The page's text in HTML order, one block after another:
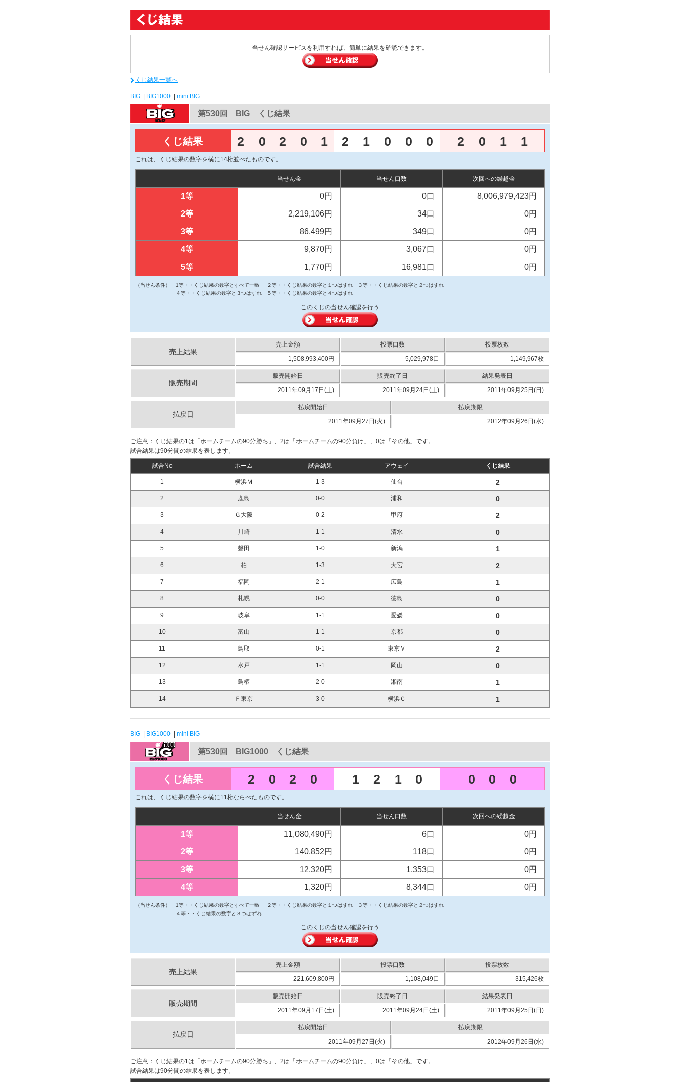
当せん確認サービスを利用すれば、簡単に結果を確認できます。
くじ結果一覧へ
BIG BIG1000 mini BIG
第530回 BIG くじ結果
くじ結果 2 0 2 0 1 2 1 0 0 0 2 0 1 1
これは、くじ結果の数字を横に14桁並べたものです。
当せん金 当せん口数 次回への繰越金
1等 0円 0口 8,006,979,423円
2等 2,219,106円 34口 0円
3等 86,499円 349口 0円
4等 9,870円 3,067口 0円
5等 1,770円 16,981口 0円
（当せん条件） 1等・・くじ結果の数字とすべて一致 ２等・・くじ結果の数字と１つはずれ
３等・・くじ結果の数字と２つはずれ
４等・・くじ結果の数字と３つはずれ
５等・・くじ結果の数字と４つはずれ
このくじの当せん確認を行う
売上結果
売上金額 投票口数
投票枚数
1,508,993,400円
5,029,978口 1,149,967枚
販売期間
販売開始日 販売終了日
結果発表日
2011年09月17日(土)
2011年09月24日(土) 2011年09月25日(日)
払戻日
払戻開始日
払戻期限
2011年09月27日(火)
2012年09月26日(水)
ご注意：くじ結果の1は「ホームチームの90分勝ち」、2は「ホームチームの90分負け」、0は「その他」です。
試合結果は90分間の結果を表します。
試合No ホーム 試合結果 アウェイ くじ結果
1 横浜Ｍ 1-3 仙台 2
2 鹿島 0-0 浦和 0
3 Ｇ大阪 0-2 甲府 2
4 川崎 1-1 清水 0
5 磐田 1-0 新潟 1
6 柏 1-3 大宮 2
7 福岡 2-1 広島 1
8 札幌 0-0 徳島 0
9 岐阜 1-1 愛媛 0
10 富山 1-1 京都 0
11 鳥取 0-1 東京Ｖ 2
12 水戸 1-1 岡山 0
13 鳥栖 2-0 湘南 1
14 Ｆ東京 3-0 横浜Ｃ 1
BIG BIG1000 mini BIG
第530回 BIG1000 くじ結果
くじ結果 2 0 2 0 1 2 1 0 0 0 0
これは、くじ結果の数字を横に11桁ならべたものです。
当せん金 当せん口数 次回への繰越金
1等 11,080,490円 6口 0円
2等 140,852円 118口 0円
3等 12,320円 1,353口 0円
4等 1,320円 8,344口 0円
（当せん条件） 1等・・くじ結果の数字とすべて一致 ２等・・くじ結果の数字と１つはずれ
３等・・くじ結果の数字と２つはずれ
４等・・くじ結果の数字と３つはずれ
このくじの当せん確認を行う
売上結果
売上金額 投票口数
投票枚数
221,609,800円
1,108,049口 315,426枚
販売期間
販売開始日 販売終了日
結果発表日
2011年09月17日(土)
2011年09月24日(土) 2011年09月25日(日)
払戻日
払戻開始日
払戻期限
2011年09月27日(火)
2012年09月26日(水)
ご注意：くじ結果の1は「ホームチームの90分勝ち」、2は「ホームチームの90分負け」、0は「その他」です。
試合結果は90分間の結果を表します。